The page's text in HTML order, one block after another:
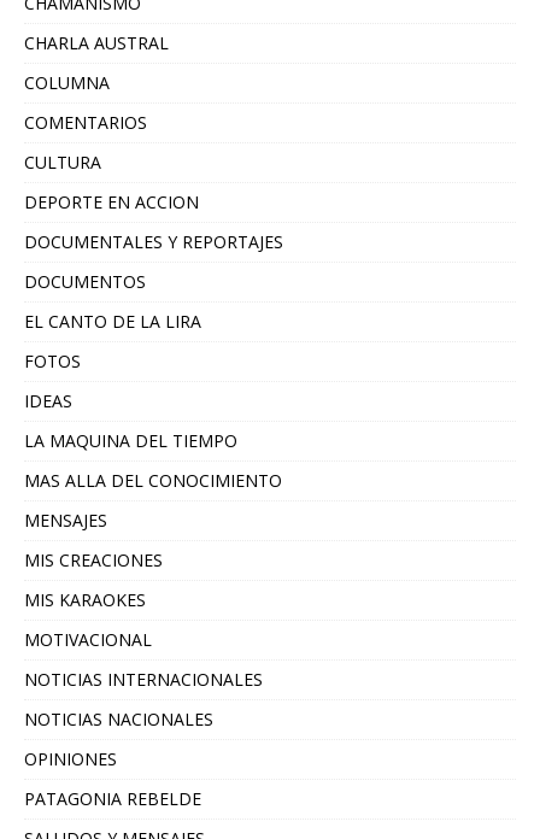
CHARLA AUSTRAL
COLUMNA
COMENTARIOS
CULTURA
DEPORTE EN ACCION
DOCUMENTALES Y REPORTAJES
DOCUMENTOS
EL CANTO DE LA LIRA
FOTOS
IDEAS
LA MAQUINA DEL TIEMPO
MAS ALLA DEL CONOCIMIENTO
MENSAJES
MIS CREACIONES
MIS KARAOKES
MOTIVACIONAL
NOTICIAS INTERNACIONALES
NOTICIAS NACIONALES
OPINIONES
PATAGONIA REBELDE